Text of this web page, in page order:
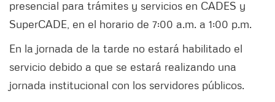
presencial para trámites y servicios en CADES y
SuperCADE, en el horario de 7:00 a.m. a 1:00 p.m.
En la jornada de la tarde no estará habilitado el
servicio debido a que se estará realizando una
jornada institucional con los servidores públicos.